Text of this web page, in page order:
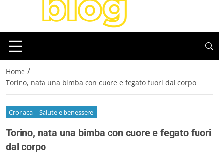
Home /
Torino, nata una bimba con cuore e fegato fuori dal corpo
Cronaca Salute e benessere
Torino, nata una bimba con cuore e fegato fuori
dal corpo